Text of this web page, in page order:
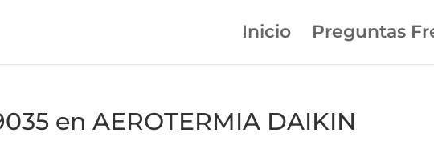
Inicio Preguntas
en AEROTERMIA DAIKIN